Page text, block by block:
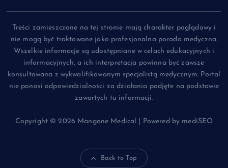
Treści zamieszczone na tej stronie mają charakter poglądowy i
nie mogą być traktowane jako profesjonalna porada medyczna.
Wszelkie informacje są udostępniane w celach edukacyjnych i
informacyjnych, a ich interpretacja powinna być zawsze
konsultowana z wykwalifikowanym specjalistą medycznym. Portal
nie ponosi odpowiedzialności za działania podjęte na podstawie
zawartych tu informacji.
Copyright © 2026 Mangone Medical | Powered by mediSEO
Back to Top